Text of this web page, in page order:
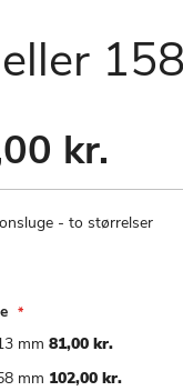
kr.
- to størrelser
mm 81,00 kr.
mm 102,00 kr.